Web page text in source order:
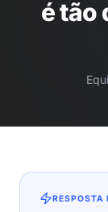
é tão
RESPOSTA